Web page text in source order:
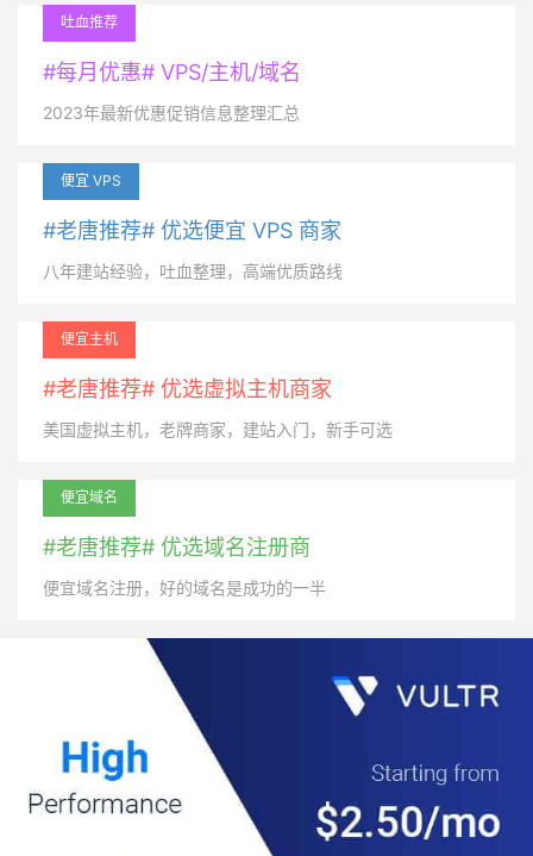
吐血推荐
#每月优惠# VPS/主机/域名
2023年最新优惠促销信息整理汇总
便宜 VPS
#老唐推荐# 优选便宜 VPS 商家
八年建站经验，吐血整理，高端优质路线
便宜主机
#老唐推荐# 优选虚拟主机商家
美国虚拟主机，老牌商家，建站入门，新手可选
便宜域名
#老唐推荐# 优选域名注册商
便宜域名注册，好的域名是成功的一半